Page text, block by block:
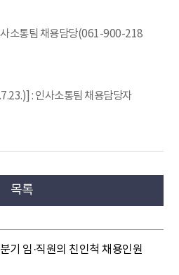
소통팀 채용담당(061-900-218
: 인사소통팀 채용담당자
목록
기 임·직원의 친인척 채용인원